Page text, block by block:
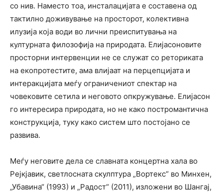
со нив. Наместо тоа, инсталацијата е составена од
тактилно доживување на просторот, колективна
илузија која води во лични преиспитувања на
културната филозофија на природата. Елијасоновите
просторни интервенции не се служат со реториката
на екопротестите, ама влијаат на перцепцијата и
интеракцијата меѓу ограничениот спектар на
човековите сетила и неговото опкружување. Елијасон
го интересира природата, но не како постромантична
конструкција, туку како систем што постојано се
развива.
Меѓу неговите дела се славната концертна хала во
Рејкјавик, светлосната скулптура „Вортекс“ во Минхен,
„Убавина“ (1993) и „Радост“ (2011), изложени во Шангај,